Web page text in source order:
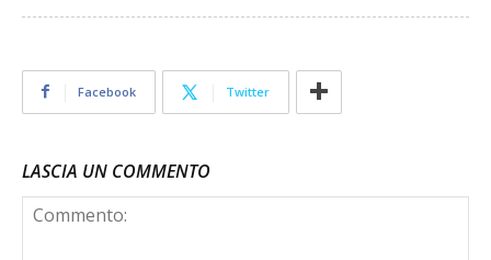
Facebook Twitter
LASCIA UN COMMENTO